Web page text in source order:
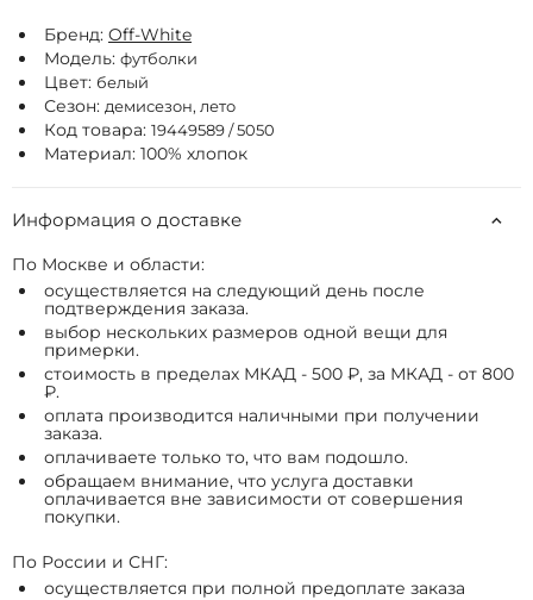
Бренд: Off-White
Модель: футболки
Цвет: белый
Сезон: демисезон, лето
Код товара: 19449589 / 5050
Материал: 100% хлопок
Информация о доставке
По Москве и области:
осуществляется на следующий день после
подтверждения заказа.
выбор нескольких размеров одной вещи для
примерки.
стоимость в пределах МКАД - 500 ₽, за МКАД - от 800
₽.
оплата производится наличными при получении
заказа.
оплачиваете только то, что вам подошло.
обращаем внимание, что услуга доставки
оплачивается вне зависимости от совершения
покупки.
По России и СНГ:
осуществляется при полной предоплате заказа